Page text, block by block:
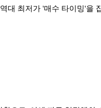
대 최저가 '매수 타이밍'을